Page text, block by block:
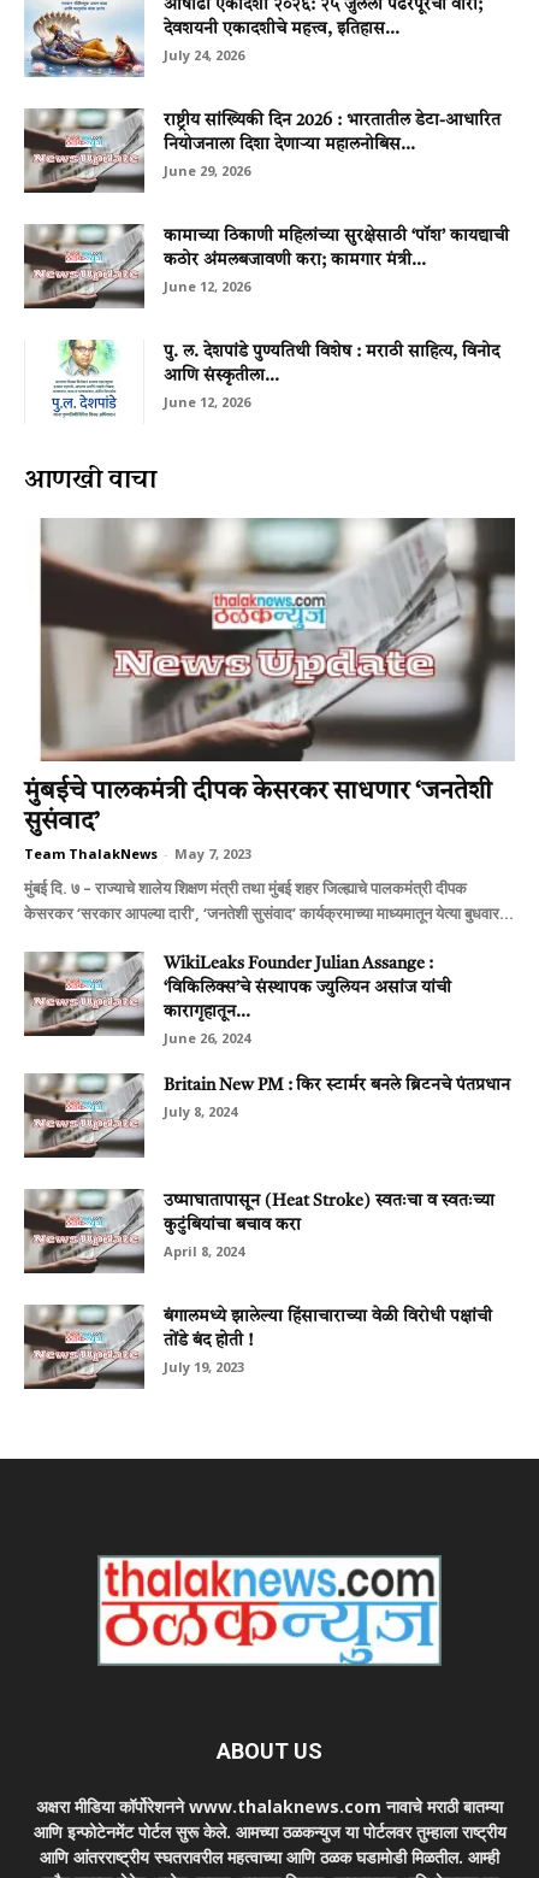
आषाढी एकादशी २०२६: २५ जुलैला पंढरपूरची वारी;
देवशयनी एकादशीचे महत्त्व, इतिहास...
July 24, 2026
राष्ट्रीय सांख्यिकी दिन 2026 : भारतातील डेटा-आधारित
नियोजनाला दिशा देणाऱ्या महालनोबिस...
June 29, 2026
कामाच्या ठिकाणी महिलांच्या सुरक्षेसाठी ‘पॉश’ कायद्याची
कठोर अंमलबजावणी करा; कामगार मंत्री...
June 12, 2026
पु. ल. देशपांडे पुण्यतिथी विशेष : मराठी साहित्य, विनोद
आणि संस्कृतीला...
June 12, 2026
आणखी वाचा
मुंबईचे पालकमंत्री दीपक केसरकर साधणार ‘जनतेशी
सुसंवाद’
Team ThalakNews - May 7, 2023
मुंबई दि. ७ – राज्याचे शालेय शिक्षण मंत्री तथा मुंबई शहर जिल्ह्याचे पालकमंत्री दीपक
केसरकर ‘सरकार आपल्या दारी’, ‘जनतेशी सुसंवाद’ कार्यक्रमाच्या माध्यमातून येत्या बुधवार...
WikiLeaks Founder Julian Assange :
‘विकिलिक्स’चे संस्थापक ज्युलियन असांज यांची
कारागृहातून...
June 26, 2024
Britain New PM : किर स्‍टार्मर बनले ब्रिटनचे पंतप्रधान
July 8, 2024
उष्माघातापासून (Heat Stroke) स्वतःचा व स्वतःच्या
कुटुंबियांचा बचाव करा
April 8, 2024
बंगालमध्ये झालेल्या हिंसाचाराच्या वेळी विरोधी पक्षांची
तोंडे बंद होती !
July 19, 2023
ABOUT US
अक्षरा मीडिया कॉर्पोरेशनने www.thalaknews.com नावाचे मराठी बातम्या
आणि इन्फोटेनमेंट पोर्टल सुरू केले. आमच्या ठळकन्युज या पोर्टलवर तुम्हाला राष्ट्रीय
आणि आंतरराष्ट्रीय स्घतरावरील महत्वाच्या आणि ठळक घडामोडी मिळतील. आम्ही